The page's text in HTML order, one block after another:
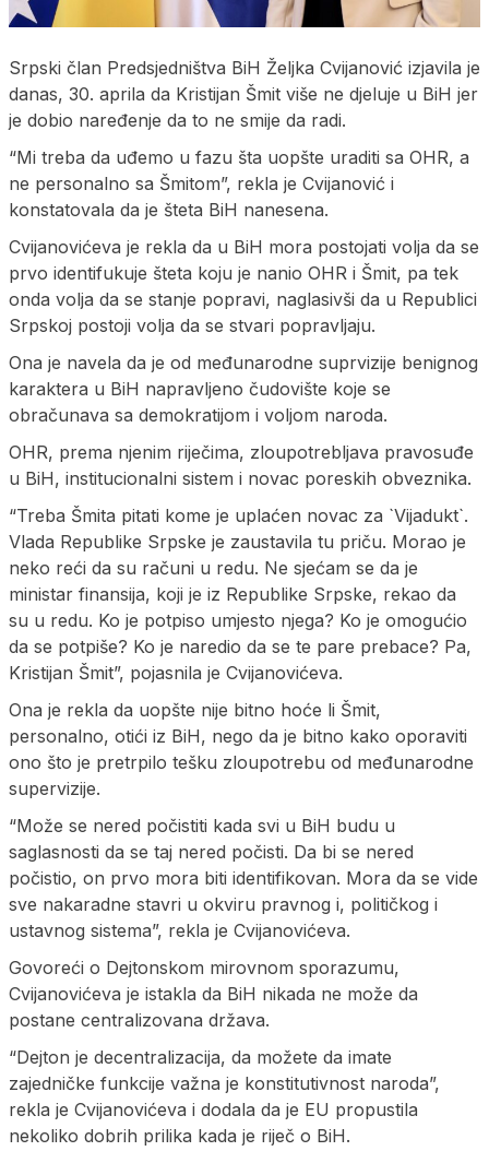
Srpski član Predsjedništva BiH Željka Cvijanović izjavila je
danas, 30. aprila da Kristijan Šmit više ne djeluje u BiH jer
je dobio naređenje da to ne smije da radi.
“Mi treba da uđemo u fazu šta uopšte uraditi sa OHR, a
ne personalno sa Šmitom”, rekla je Cvijanović i
konstatovala da je šteta BiH nanesena.
Cvijanovićeva je rekla da u BiH mora postojati volja da se
prvo identifukuje šteta koju je nanio OHR i Šmit, pa tek
onda volja da se stanje popravi, naglasivši da u Republici
Srpskoj postoji volja da se stvari popravljaju.
Ona je navela da je od međunarodne suprvizije benignog
karaktera u BiH napravljeno čudovište koje se
obračunava sa demokratijom i voljom naroda.
OHR, prema njenim riječima, zloupotrebljava pravosuđe
u BiH, institucionalni sistem i novac poreskih obveznika.
“Treba Šmita pitati kome je uplaćen novac za `Vijadukt`.
Vlada Republike Srpske je zaustavila tu priču. Morao je
neko reći da su računi u redu. Ne sjećam se da je
ministar finansija, koji je iz Republike Srpske, rekao da
su u redu. Ko je potpiso umjesto njega? Ko je omogućio
da se potpiše? Ko je naredio da se te pare prebace? Pa,
Kristijan Šmit”, pojasnila je Cvijanovićeva.
Ona je rekla da uopšte nije bitno hoće li Šmit,
personalno, otići iz BiH, nego da je bitno kako oporaviti
ono što je pretrpilo tešku zloupotrebu od međunarodne
supervizije.
“Može se nered počistiti kada svi u BiH budu u
saglasnosti da se taj nered počisti. Da bi se nered
počistio, on prvo mora biti identifikovan. Mora da se vide
sve nakaradne stavri u okviru pravnog i, političkog i
ustavnog sistema”, rekla je Cvijanovićeva.
Govoreći o Dejtonskom mirovnom sporazumu,
Cvijanovićeva je istakla da BiH nikada ne može da
postane centralizovana država.
“Dejton je decentralizacija, da možete da imate
zajedničke funkcije važna je konstitutivnost naroda”,
rekla je Cvijanovićeva i dodala da je EU propustila
nekoliko dobrih prilika kada je riječ o BiH.